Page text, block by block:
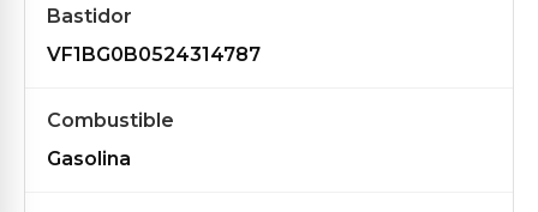
Bastidor
VF1BG0B0524314787
Combustible
Gasolina